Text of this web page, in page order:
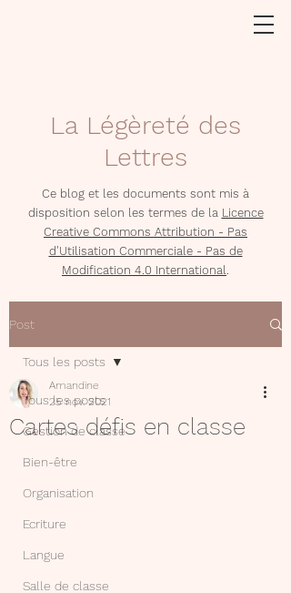
La Légèreté des
Lettres
Ce blog et les documents sont mis à
disposition selon les termes de la Licence
Creative Commons Attribution - Pas
d'Utilisation Commerciale - Pas de
Modification 4.0 International.
Post
Tous les posts
Gestion de classe
Bien-être
Organisation
Ecriture
Langue
Salle de classe
Tous les posts
Cartes défis en classe
Amandine
25 nov. 2021